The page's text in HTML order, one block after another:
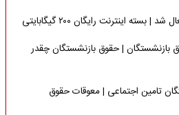
اینترنت رایگان ۲۰۰ گیگابایتی
بازنشستگان | حقوق بازنشستگان چقدر
تامین اجتماعی | معوقات حقوق